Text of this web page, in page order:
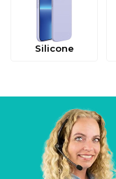
Silicone